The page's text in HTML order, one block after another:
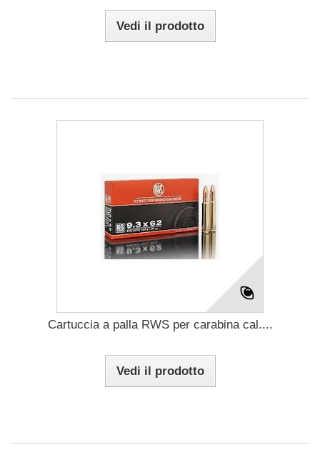
Vedi il prodotto
Cartuccia a palla RWS per carabina cal....
Vedi il prodotto